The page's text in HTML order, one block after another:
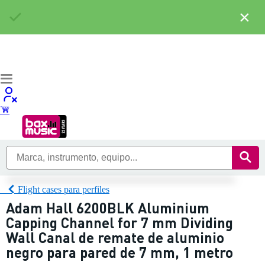
Flight cases para perfiles
Adam Hall 6200BLK Aluminium
Capping Channel for 7 mm Dividing
Wall Canal de remate de aluminio
negro para pared de 7 mm, 1 metro
×